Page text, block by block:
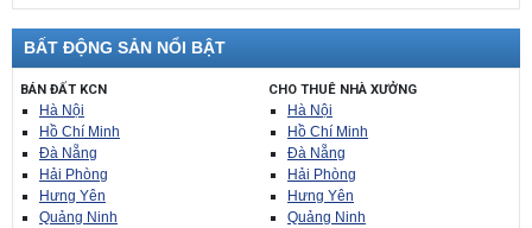
BẤT ĐỘNG SẢN NỔI BẬT
BÁN ĐẤT KCN
Hà Nội
Hồ Chí Minh
Đà Nẵng
Hải Phòng
Hưng Yên
Quảng Ninh
CHO THUÊ NHÀ XƯỞNG
Hà Nội
Hồ Chí Minh
Đà Nẵng
Hải Phòng
Hưng Yên
Quảng Ninh